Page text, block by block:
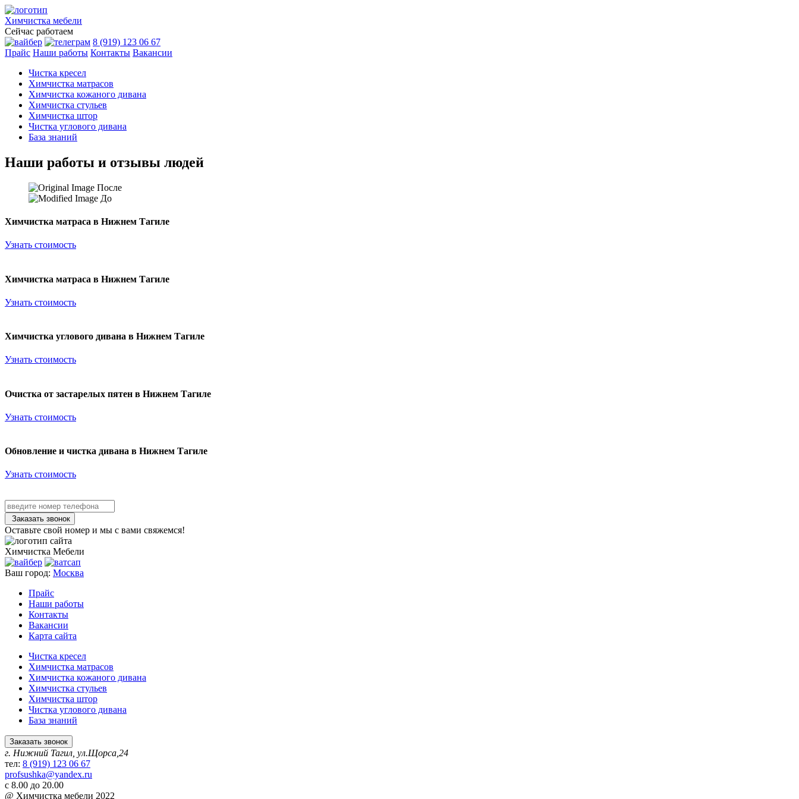
Химчистка мебели
Сейчас работаем
8 (919) 123 06 67
Прайс Наши работы Контакты Вакансии
Чистка кресел
Химчистка матрасов
Химчистка кожаного дивана
Химчистка стульев
Химчистка штор
Чистка углового дивана
База знаний
Наши работы и отзывы людей
После
До
Химчистка матраса в Нижнем Тагиле
Узнать стоимость
Химчистка матраса в Нижнем Тагиле
Узнать стоимость
Химчистка углового дивана в Нижнем Тагиле
Узнать стоимость
Очистка от застарелых пятен в Нижнем Тагиле
Узнать стоимость
Обновление и чистка дивана в Нижнем Тагиле
Узнать стоимость
Заказать звонок
Оставьте свой номер и мы с вами свяжемся!
Химчистка Мебели
Ваш город: Москва
Прайс
Наши работы
Контакты
Вакансии
Карта сайта
Чистка кресел
Химчистка матрасов
Химчистка кожаного дивана
Химчистка стульев
Химчистка штор
Чистка углового дивана
База знаний
Заказать звонок
г. Нижний Тагил, ул.Щорса,24
тел: 8 (919) 123 06 67
profsushka@yandex.ru
с 8.00 до 20.00
@ Химчистка мебели 2022